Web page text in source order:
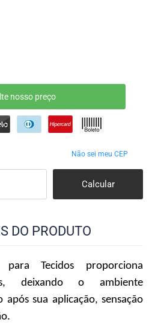
Não sei meu CEP
DO PRODUTO
Tecidos proporciona
deixando o ambiente
sua aplicação, sensação